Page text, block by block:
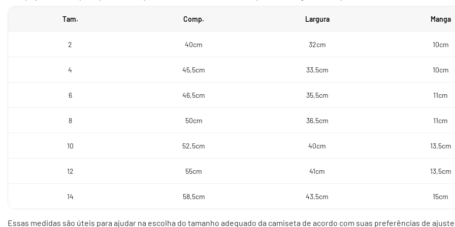
Tam. Comp. Largura Manga
2 40cm 32cm 10cm
4 45,5cm 33,5cm 10cm
6 46,5cm 35,5cm 11cm
8 50cm 36,5cm 11cm
10 52,5cm 40cm 13,5cm
12 55cm 41cm 13,5cm
14 58,5cm 43,5cm 15cm
Essas medidas são úteis para ajudar na escolha do tamanho adequado da camiseta de acordo com suas preferências de